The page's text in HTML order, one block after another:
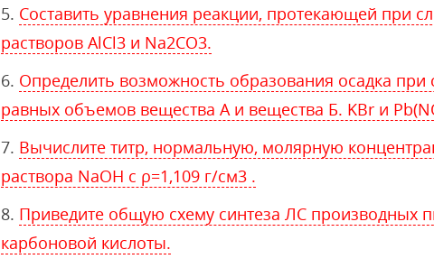
Составить уравнения реакции, протекающей при
растворов AlCl3 и Na2CO3.
Определить возможность образования осадка
равных объемов вещества А и вещества Б. KBr и
Вычислите титр, нормальную, молярную
раствора NaOH с ρ=1,109 г/см3 .
Приведите общую схему синтеза ЛС производных
карбоновой кислоты.